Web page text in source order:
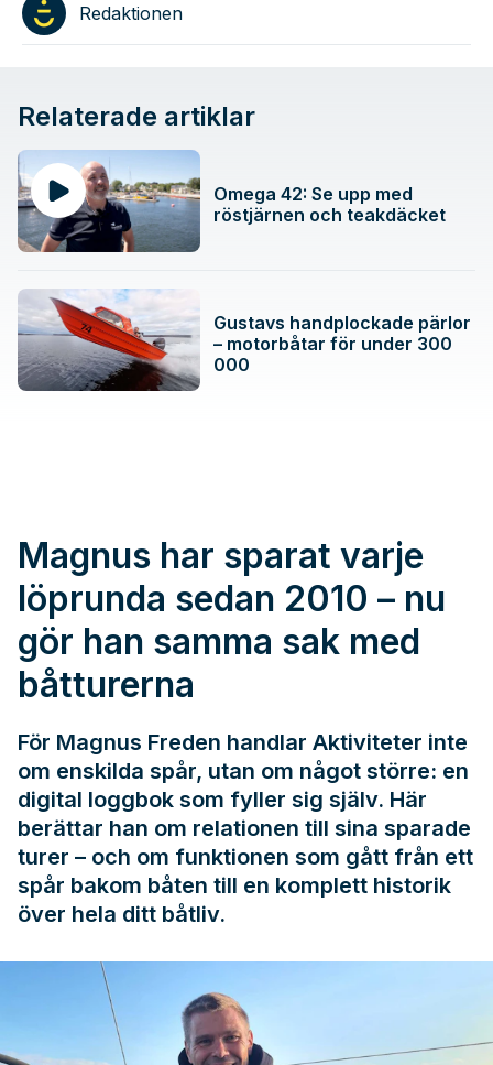
Redaktionen
Relaterade artiklar
Omega 42: Se upp med
röstjärnen och teakdäcket
Gustavs handplockade pärlor
– motorbåtar för under 300
000
Magnus har sparat varje
löprunda sedan 2010 – nu
gör han samma sak med
båtturerna
För Magnus Freden handlar Aktiviteter inte
om enskilda spår, utan om något större: en
digital loggbok som fyller sig själv. Här
berättar han om relationen till sina sparade
turer – och om funktionen som gått från ett
spår bakom båten till en komplett historik
över hela ditt båtliv.